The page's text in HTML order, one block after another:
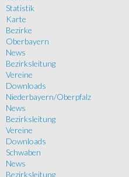
Statistik
Karte
Bezirke
Oberbayern
News
Bezirksleitung
Vereine
Downloads
Niederbayern/Oberpfalz
News
Bezirksleitung
Vereine
Downloads
Schwaben
News
Bezirksleitung